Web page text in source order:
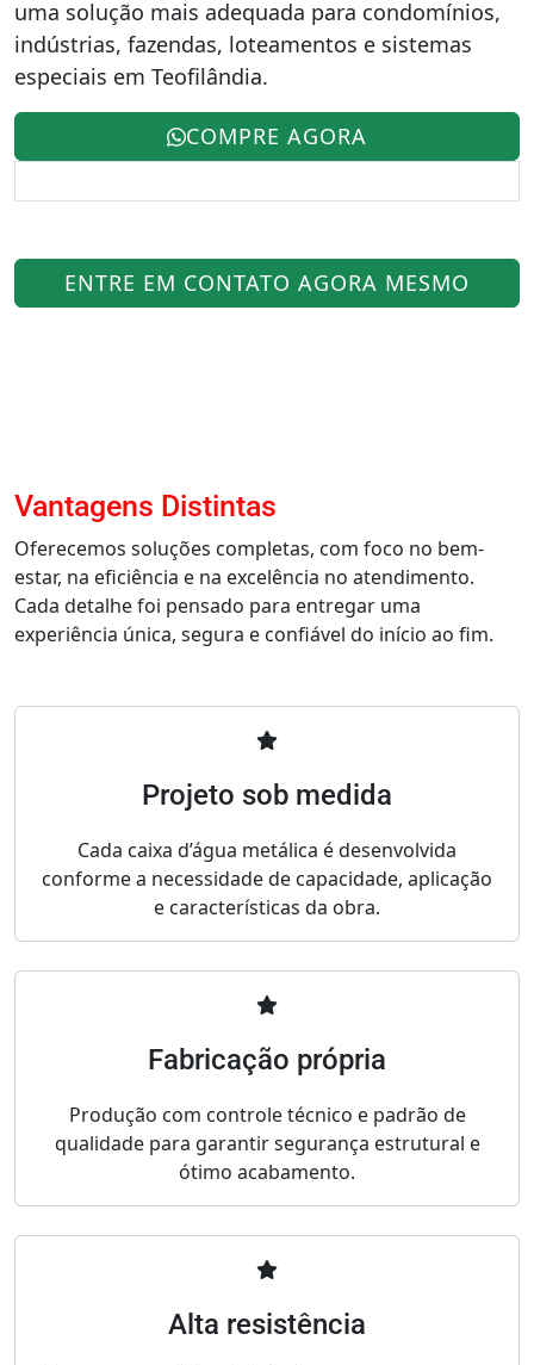
uma solução mais adequada para condomínios,
indústrias, fazendas, loteamentos e sistemas
especiais em Teofilândia.
COMPRE AGORA
ENTRE EM CONTATO AGORA MESMO
Vantagens Distintas
Oferecemos soluções completas, com foco no bem-
estar, na eficiência e na excelência no atendimento.
Cada detalhe foi pensado para entregar uma
experiência única, segura e confiável do início ao fim.
Projeto sob medida
Cada caixa d’água metálica é desenvolvida
conforme a necessidade de capacidade, aplicação
e características da obra.
Fabricação própria
Produção com controle técnico e padrão de
qualidade para garantir segurança estrutural e
ótimo acabamento.
Alta resistência